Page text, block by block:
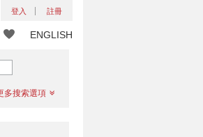
登入 註冊
ENGLISH
多搜索選項